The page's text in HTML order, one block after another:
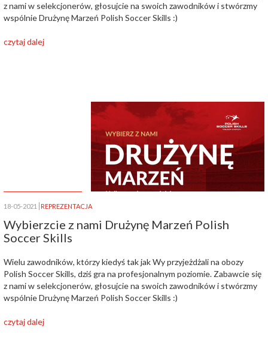
z nami w selekcjonerów, głosujcie na swoich zawodników i stwórzmy
wspólnie Drużynę Marzeń Polish Soccer Skills :)
czytaj dalej
18-05-2021 REPREZENTACJA
Wybierzcie z nami Drużynę Marzeń Polish
Soccer Skills
Wielu zawodników, którzy kiedyś tak jak Wy przyjeżdżali na obozy
Polish Soccer Skills, dziś gra na profesjonalnym poziomie. Zabawcie się
z nami w selekcjonerów, głosujcie na swoich zawodników i stwórzmy
wspólnie Drużynę Marzeń Polish Soccer Skills :)
czytaj dalej